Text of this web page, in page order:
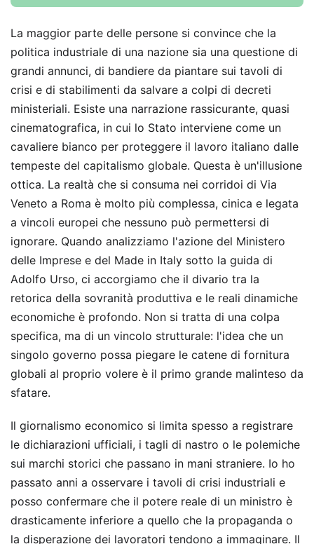
La maggior parte delle persone si convince che la
politica industriale di una nazione sia una questione di
grandi annunci, di bandiere da piantare sui tavoli di
crisi e di stabilimenti da salvare a colpi di decreti
ministeriali. Esiste una narrazione rassicurante, quasi
cinematografica, in cui lo Stato interviene come un
cavaliere bianco per proteggere il lavoro italiano dalle
tempeste del capitalismo globale. Questa è un'illusione
ottica. La realtà che si consuma nei corridoi di Via
Veneto a Roma è molto più complessa, cinica e legata
a vincoli europei che nessuno può permettersi di
ignorare. Quando analizziamo l'azione del Ministero
delle Imprese e del Made in Italy sotto la guida di
Adolfo Urso, ci accorgiamo che il divario tra la
retorica della sovranità produttiva e le reali dinamiche
economiche è profondo. Non si tratta di una colpa
specifica, ma di un vincolo strutturale: l'idea che un
singolo governo possa piegare le catene di fornitura
globali al proprio volere è il primo grande malinteso da
sfatare.
Il giornalismo economico si limita spesso a registrare
le dichiarazioni ufficiali, i tagli di nastro o le polemiche
sui marchi storici che passano in mani straniere. Io ho
passato anni a osservare i tavoli di crisi industriali e
posso confermare che il potere reale di un ministro è
drasticamente inferiore a quello che la propaganda o
la disperazione dei lavoratori tendono a immaginare. Il